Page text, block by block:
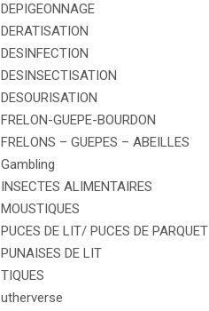
DEPIGEONNAGE
DERATISATION
DESINFECTION
DESINSECTISATION
DESOURISATION
FRELON-GUEPE-BOURDON
FRELONS – GUEPES – ABEILLES
Gambling
INSECTES ALIMENTAIRES
MOUSTIQUES
PUCES DE LIT/ PUCES DE PARQUET
PUNAISES DE LIT
TIQUES
utherverse